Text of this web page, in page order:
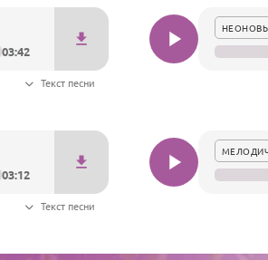
03:42
Текст песни
03:12
Текст песни